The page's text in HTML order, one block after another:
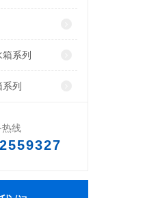
系列
列
热线